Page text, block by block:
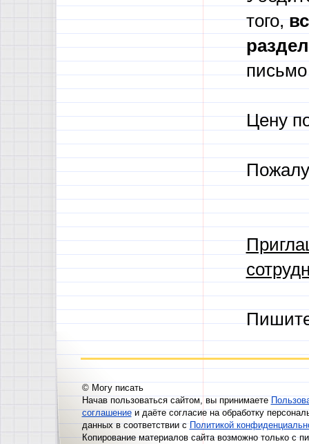
того,в
письмо
Цену
© Могу писать
Начав пользоваться сайтом, вы принимаете
соглашениеи даёте согласие на обработку
данных в соответствии сПолитикой
Копирование материалов сайта возможно только с